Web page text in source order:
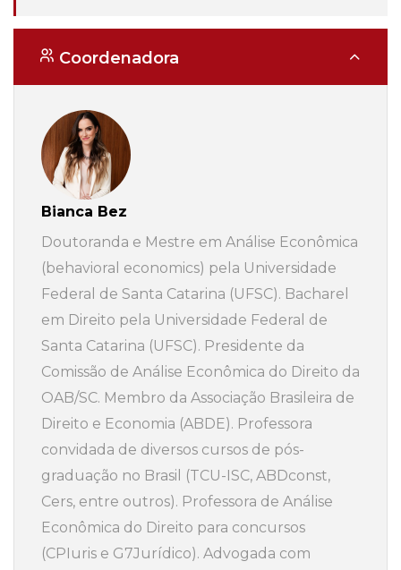
Coordenadora
Bianca Bez
Doutoranda e Mestre em Análise Econômica
(behavioral economics) pela Universidade
Federal de Santa Catarina (UFSC). Bacharel
em Direito pela Universidade Federal de
Santa Catarina (UFSC). Presidente da
Comissão de Análise Econômica do Direito da
OAB/SC. Membro da Associação Brasileira de
Direito e Economia (ABDE). Professora
convidada de diversos cursos de pós-
graduação no Brasil (TCU-ISC, ABDconst,
Cers, entre outros). Professora de Análise
Econômica do Direito para concursos
(CPIuris e G7Jurídico). Advogada com